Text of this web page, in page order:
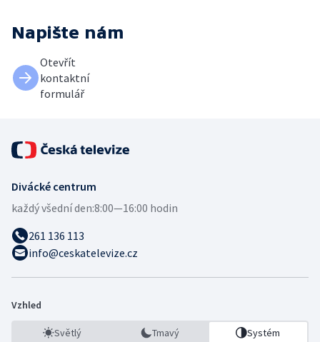
Napište nám
Otevřít
kontaktní
formulář
Divácké centrum
každý všední den:8:00—16:00 hodin
261 136 113
info@ceskatelevize.cz
Vzhled
Světlý Tmavý Systém